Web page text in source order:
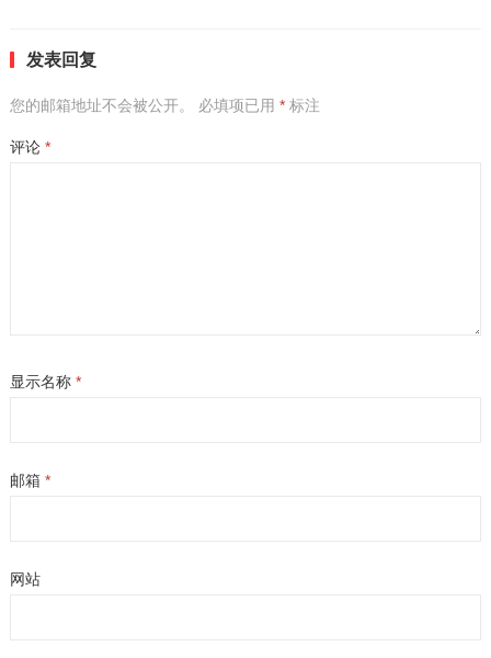
发表回复
您的邮箱地址不会被公开。 必填项已用 *标注
评论 *
显示名称 *
邮箱 *
网站